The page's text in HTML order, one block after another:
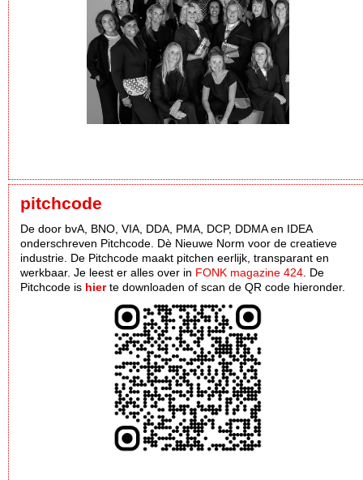
pitchcode
De door bvA, BNO, VIA, DDA, PMA, DCP, DDMA en IDEA
onderschreven Pitchcode. Dè Nieuwe Norm voor de creatieve
industrie. De Pitchcode maakt pitchen eerlijk, transparant en
werkbaar. Je leest er alles over in FONK magazine 424 . De
Pitchcode is hierte downloaden of scan de QR code hieronder.